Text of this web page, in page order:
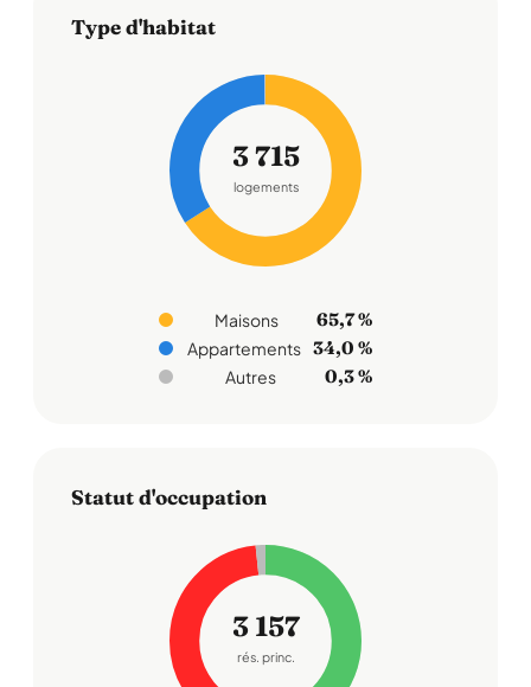
Type d'habitat
3 715
logements
Maisons 65,7 %
Appartements 34,0 %
Autres 0,3 %
Statut d'occupation
3 157
rés. princ.